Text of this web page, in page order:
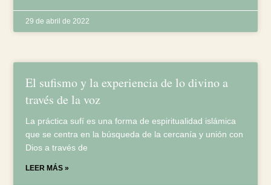
29 de abril de 2022
El sufismo y la experiencia de lo divino a
través de la voz
La práctica sufí es una forma de espiritualidad islámica
que se centra en la búsqueda de la cercanía y unión con
Dios a través de
LEER MÁS »